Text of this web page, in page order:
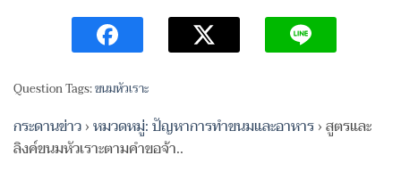
Question Tags:ขนมหัวเราะ
กระดานข่าว›หมวดหมู่: ปัญหาการทำขนมและอาหาร›สูตรและ
ลิงค์ขนมหัวเราะตามคำขอจ้า..